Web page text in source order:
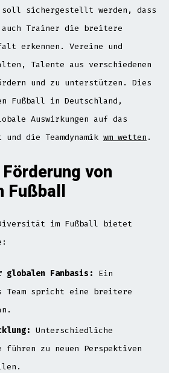
soll sichergestellt werden, dass
Trainer die breitere
erkennen. Vereine und
Talente aus verschiedenen
und zu unterstützen. Dies
Fußball in Deutschland,
Auswirkungen auf das
die Teamdynamik wm wetten .
von
Fußball
im Fußball bietet
globalen Fanbasis:
Ein
spricht eine breitere
Unterschiedliche
führen zu neuen Perspektiven